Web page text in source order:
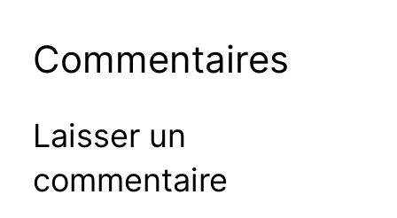
Commentaires
Laisser un
commentaire